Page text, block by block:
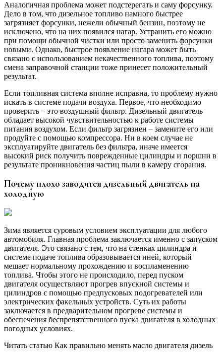
Аналогичная проблема может подстерегать и саму форсунку.
Дело в том, что дизельное топливо намного быстрее
загрязняет форсунки, нежели обычный бензин, поэтому не
исключено, что на них появился нагар. Устранить его можно
при помощи обычной чистки или просто заменить форсунки
новыми. Однако, быстрое появление нагара может быть
связано с использованием некачественного топлива, поэтому
смена заправочной станции тоже принесет положительный
результат.
Если топливная система вполне исправна, то проблему нужно
искать в системе подачи воздуха. Первое, что необходимо
проверить – это воздушный фильтр. Дизельный двигатель
обладает высокой чувствительностью к работе системы
питания воздухом. Если фильтр загрязнен – замените его или
продуйте с помощью компрессора. Ни в коем случае не
эксплуатируйте двигатель без фильтра, иначе имеется
высокий риск получить поврежденные цилиндры и поршни в
результате проникновения частиц пыли в камеру сгорания.
Почему плохо заводится дизельный двигатель на
холодную
Зима является суровым условием эксплуатации для любого
автомобиля. Главная проблема заключается именно с запуском
двигателя. Это связано с тем, что на стенках цилиндра и
системе подаче топлива образовывается иней, который
мешает нормальному прохождению и воспламенению
топлива. Чтобы этого не происходило, перед пуском
двигателя осуществляют прогрев впускной системы и
цилиндров с помощью предпусковых подогревателей или
электрических факельных устройств. Суть их работы
заключается в предварительном прогреве системы и
обеспечения беспрепятственного пуска двигателя в холодных
погодных условиях.
Читать статью Как правильно менять масло двигателя дизель